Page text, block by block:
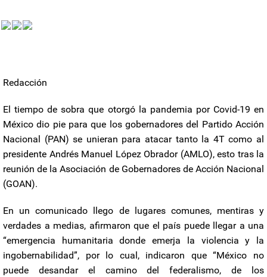
Redacción
El tiempo de sobra que otorgó la pandemia por Covid-19 en
México dio pie para que los gobernadores del Partido Acción
Nacional (PAN) se unieran para atacar tanto la 4T como al
presidente Andrés Manuel López Obrador (AMLO), esto tras la
reunión de la Asociación de Gobernadores de Acción Nacional
(GOAN).
En un comunicado llego de lugares comunes, mentiras y
verdades a medias, afirmaron que el país puede llegar a una
“emergencia humanitaria donde emerja la violencia y la
ingobernabilidad”, por lo cual, indicaron que “México no
puede desandar el camino del federalismo, de los